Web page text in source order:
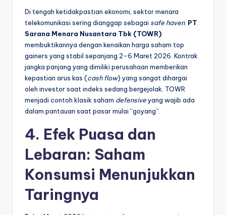
Di tengah ketidakpastian ekonomi, sektor menara
telekomunikasi sering dianggap sebagai safe haven. PT
Sarana Menara Nusantara Tbk (TOWR)
membuktikannya dengan kenaikan harga saham top
gainers yang stabil sepanjang 2-6 Maret 2026. Kontrak
jangka panjang yang dimiliki perusahaan memberikan
kepastian arus kas (cash flow) yang sangat dihargai
oleh investor saat indeks sedang bergejolak. TOWR
menjadi contoh klasik saham defensiveyang wajib ada
dalam pantauan saat pasar mulai “goyang”.
4. Efek Puasa dan
Lebaran: Saham
Konsumsi Menunjukkan
Taringnya